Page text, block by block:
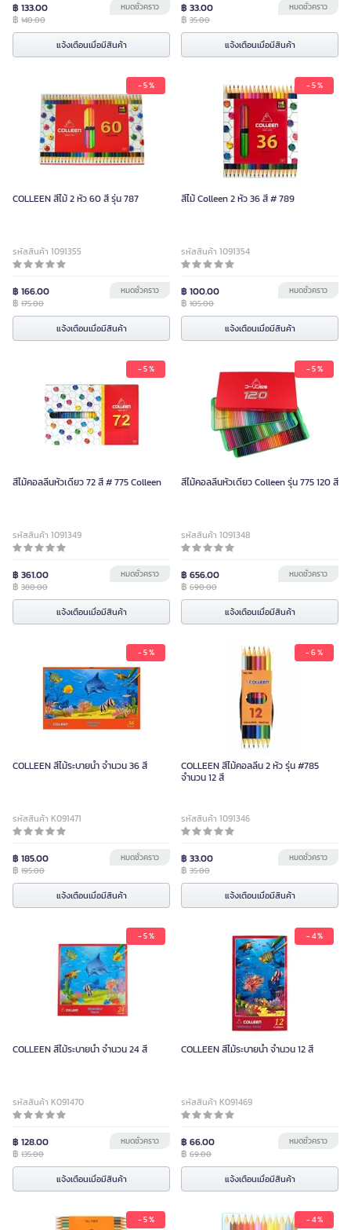
฿ 133.00
฿ 140.00
หมดชั่วคราว
แจ้งเตือนเมื่อมีสินค้า
฿ 33.00
฿ 35.00
หมดชั่วคราว
แจ้งเตือนเมื่อมีสินค้า
- 5 %
COLLEEN สีไม้ 2 หัว 60 สี รุ่น 787
รหัสสินค้า 1091355
฿ 166.00
฿ 175.00
หมดชั่วคราว
แจ้งเตือนเมื่อมีสินค้า
- 5 %
สีไม้ Colleen 2 หัว 36 สี # 789
รหัสสินค้า 1091354
฿ 100.00
฿ 105.00
หมดชั่วคราว
แจ้งเตือนเมื่อมีสินค้า
- 5 %
สีไม้คอลลีนหัวเดียว 72 สี # 775 Colleen
รหัสสินค้า 1091349
฿ 361.00
฿ 380.00
หมดชั่วคราว
แจ้งเตือนเมื่อมีสินค้า
- 5 %
สีไม้คอลลีนหัวเดียว Colleen รุ่น 775 120 สี
รหัสสินค้า 1091348
฿ 656.00
฿ 690.00
หมดชั่วคราว
แจ้งเตือนเมื่อมีสินค้า
- 5 %
COLLEEN สีไม้ระบายน้ำ จำนวน 36 สี
รหัสสินค้า K091471
฿ 185.00
฿ 195.00
หมดชั่วคราว
แจ้งเตือนเมื่อมีสินค้า
- 6 %
COLLEEN สีไม้คอลลีน 2 หัว รุ่น #785
จำนวน 12 สี
รหัสสินค้า 1091346
฿ 33.00
฿ 35.00
หมดชั่วคราว
แจ้งเตือนเมื่อมีสินค้า
- 5 %
COLLEEN สีไม้ระบายน้ำ จำนวน 24 สี
รหัสสินค้า K091470
฿ 128.00
฿ 135.00
หมดชั่วคราว
แจ้งเตือนเมื่อมีสินค้า
- 4 %
COLLEEN สีไม้ระบายน้ำ จำนวน 12 สี
รหัสสินค้า K091469
฿ 66.00
฿ 69.00
หมดชั่วคราว
แจ้งเตือนเมื่อมีสินค้า
- 5 % - 4 %